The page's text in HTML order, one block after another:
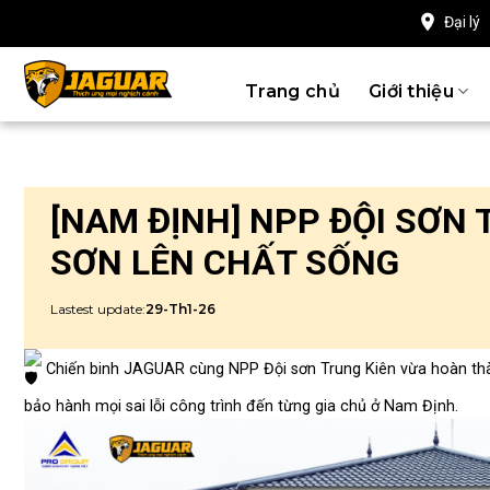
dung
Đại lý
Trang chủ Giới thiệu
[NAM ĐỊNH] NPP ĐỘI SƠN
SƠN LÊN CHẤT SỐNG
Lastest update:29-Th1-26
Chiến binh JAGUAR cùng NPP Đội sơn Trung Kiên vừa
bảo hành mọi sai lỗi công trình đến từng gia chủ ở Nam Định.